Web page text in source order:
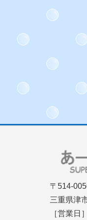
〒514-
三重県津
［営業日